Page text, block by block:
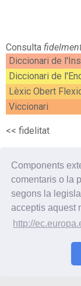
Components
comentaris o la
segons la
acceptis aquest
http://
Consulta
Diccionari de
Diccionari de
Lèxic Obert
Viccionari
<< fidelitat